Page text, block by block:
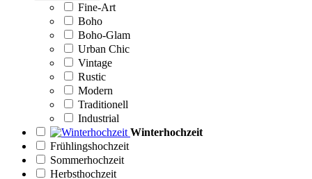
Fine-Art
Boho
Boho-Glam
Urban Chic
Vintage
Rustic
Modern
Traditionell
Industrial
Winterhochzeit
Frühlingshochzeit
Sommerhochzeit
Herbsthochzeit